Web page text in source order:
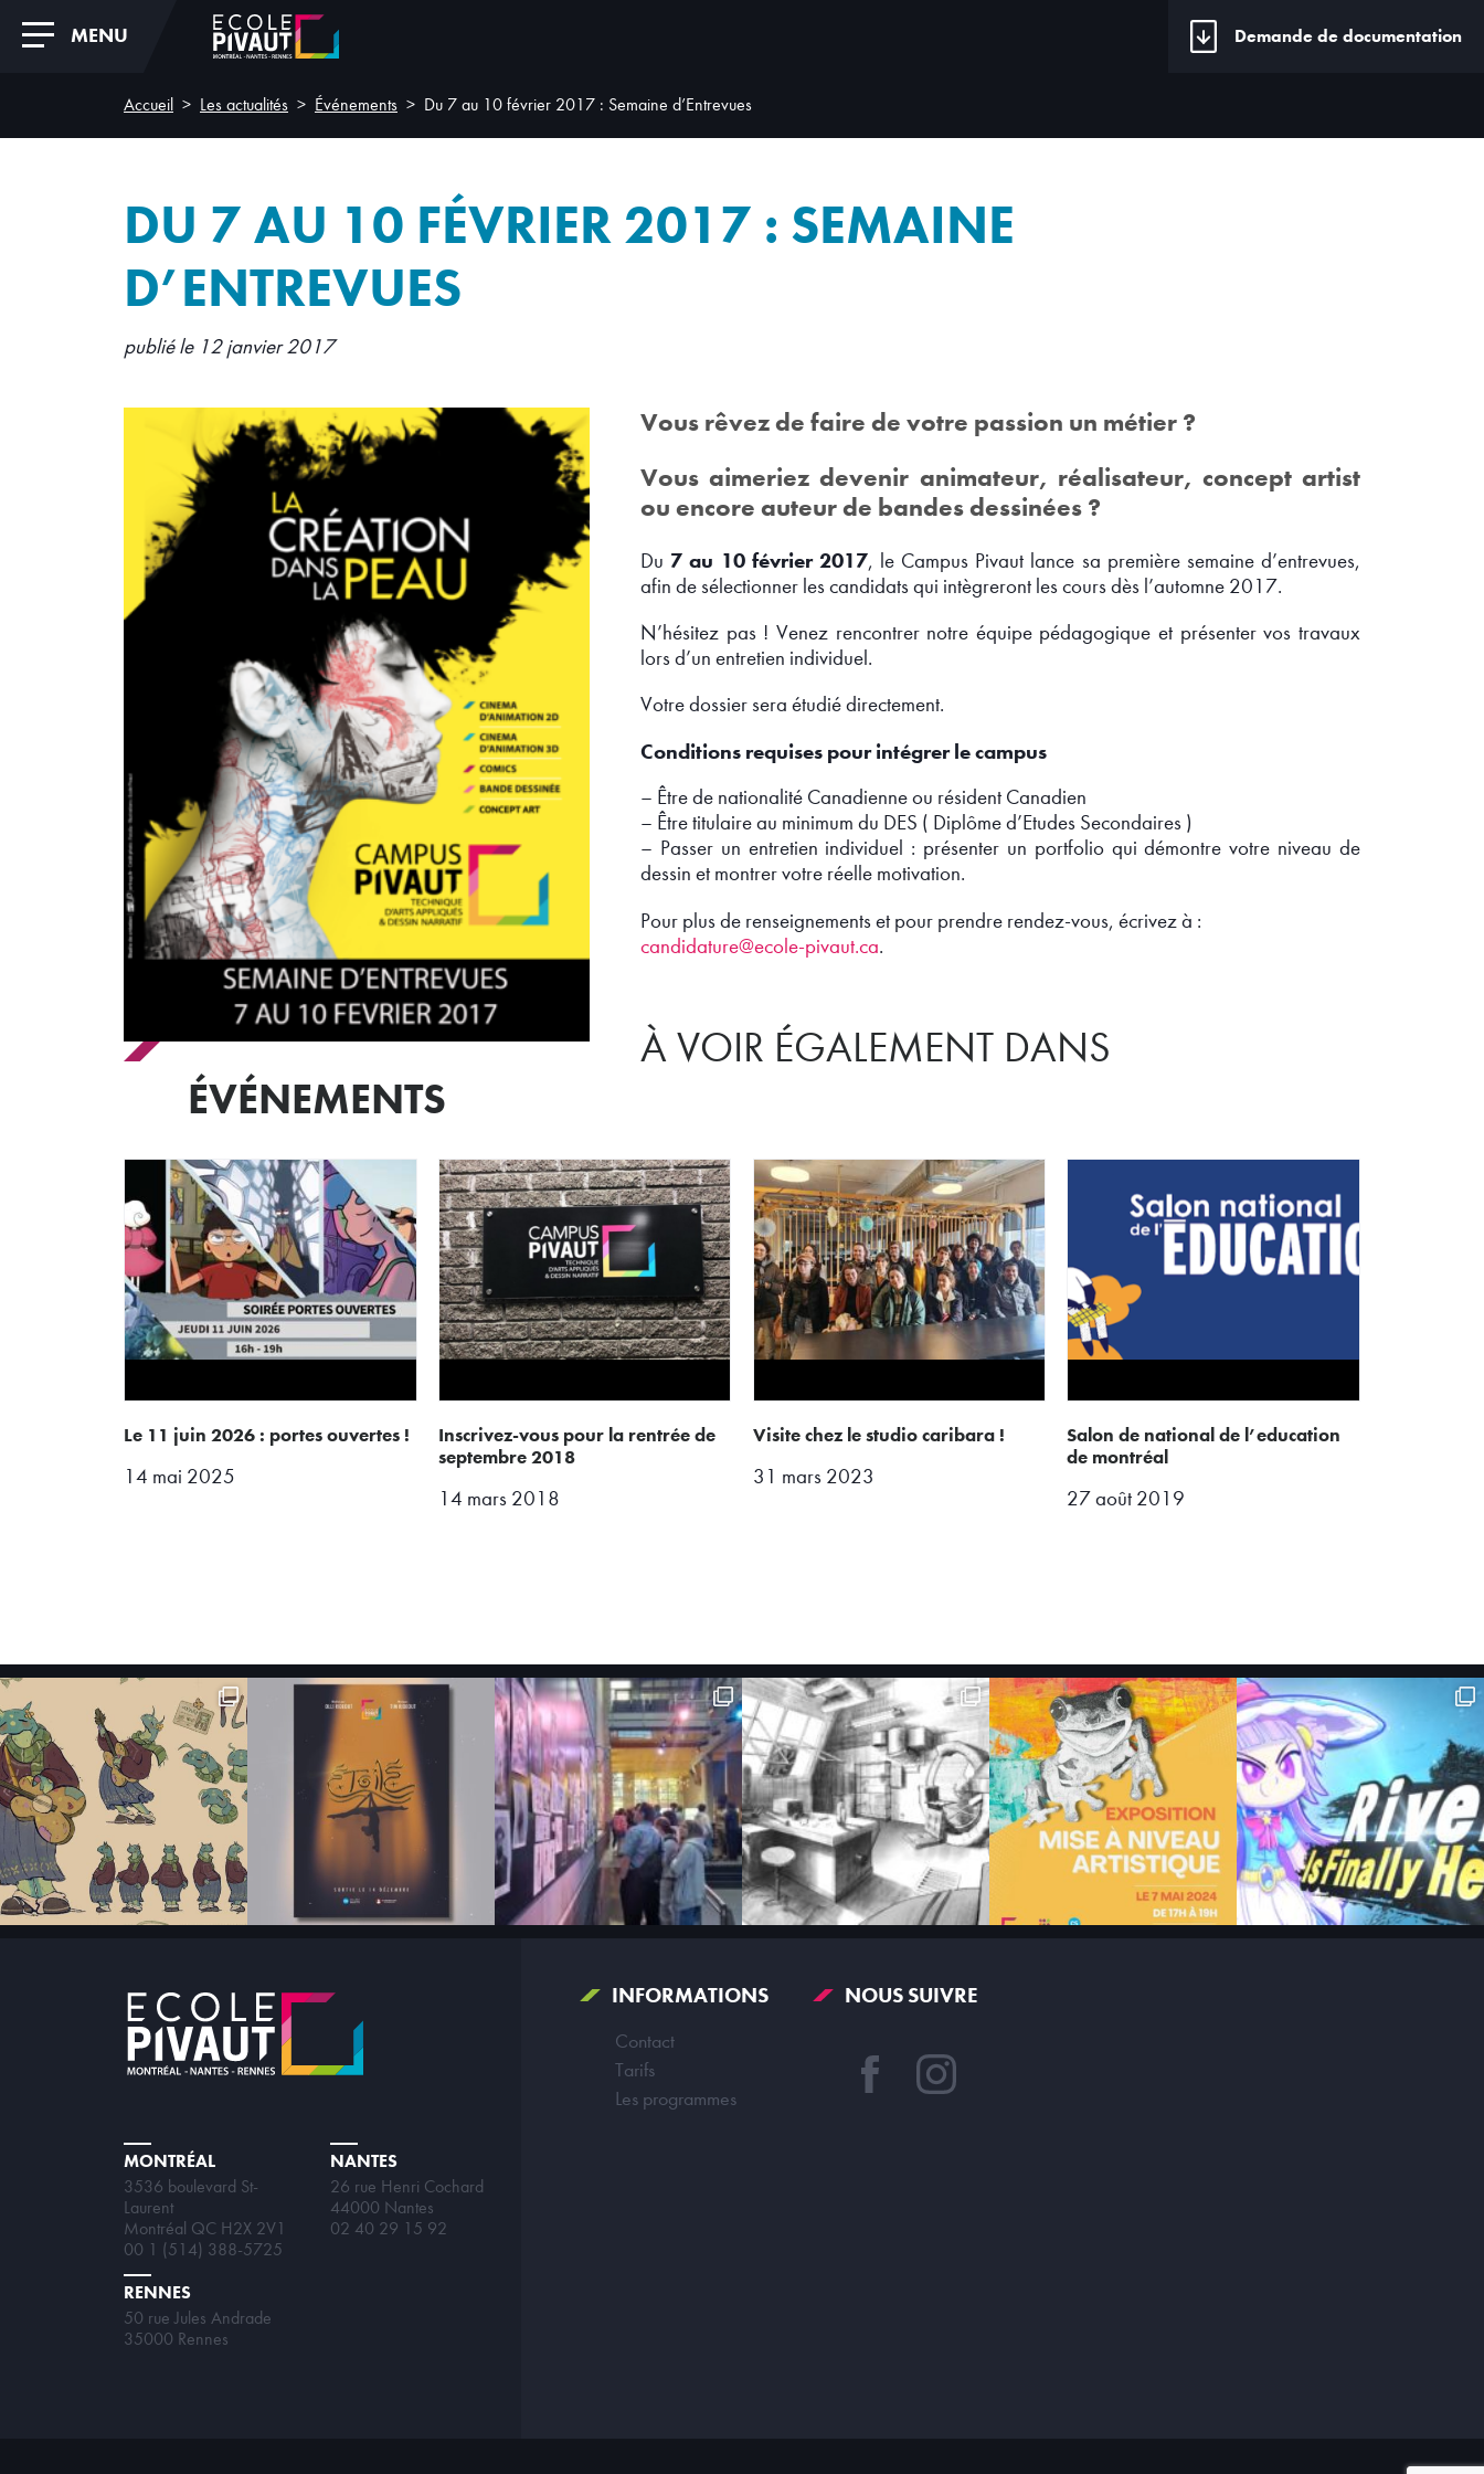
MENU Demande de documentation
Accueil Les actualités Événements Du 7 au 10 février 2017 : Semaine d’Entrevues
DU 7 AU 10 FÉVRIER 2017 : SEMAINE
D’ENTREVUES
publié le 12 janvier 2017
Vous rêvez de faire de votre passion un métier ?
Vous aimeriez devenir animateur, réalisateur, concept artist
ou encore auteur de bandes dessinées ?
Du 7 au 10 février 2017, le Campus Pivaut lance sa première semaine d’entrevues,
afin de sélectionner les candidats qui intègreront les cours dès l’automne 2017.
N’hésitez pas ! Venez rencontrer notre équipe pédagogique et présenter vos travaux
lors d’un entretien individuel.
Votre dossier sera étudié directement.
Conditions requises pour intégrer le campus
– Être de nationalité Canadienne ou résident Canadien
– Être titulaire au minimum du DES ( Diplôme d’Etudes Secondaires )
– Passer un entretien individuel : présenter un portfolio qui démontre votre niveau de
dessin et montrer votre réelle motivation.
Pour plus de renseignements et pour prendre rendez-vous, écrivez à :
candidature@ecole-pivaut.ca.
À VOIR ÉGALEMENT DANS
ÉVÉNEMENTS
le 11 juin 2026 : portes ouvertes !
14 mai 2025
inscrivez-vous pour la rentrée de
septembre 2018
14 mars 2018
visite chez le studio caribara !
31 mars 2023
salon de national de l’education
de montréal
27 août 2019
MONTRÉAL
3536 boulevard St-
Laurent
Montréal QC H2X 2V1
00 1 (514) 388-5725
NANTES
26 rue Henri Cochard
44000 Nantes
02 40 29 15 92
RENNES
50 rue Jules Andrade
35000 Rennes
INFORMATIONS
Contact
Tarifs
Les programmes
NOUS SUIVRE